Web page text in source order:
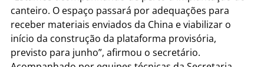
canteiro. O espaço passará por adequações para
receber materiais enviados da China e viabilizar o
início da construção da plataforma provisória,
previsto para junho”, afirmou o secretário.